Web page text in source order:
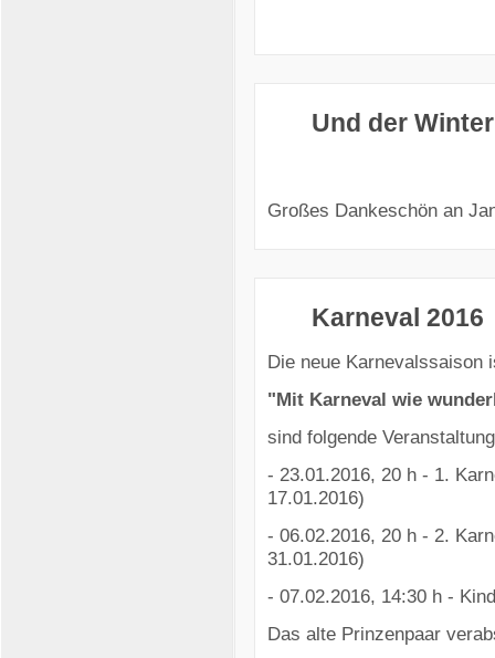
Und der
Großes Dankeschön an
Karneval 2016
Die neue Karnevalssaison
"Mit Karneval wie
sind folgende
- 23.01.2016, 20 h - 1.
17.01.2016)
- 06.02.2016, 20 h - 2.
31.01.2016)
- 07.02.2016, 14:30 h -
Das alte Prinzenpaar